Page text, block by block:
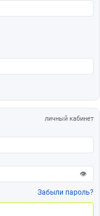
личный кабинет
👁
Забыли пароль?